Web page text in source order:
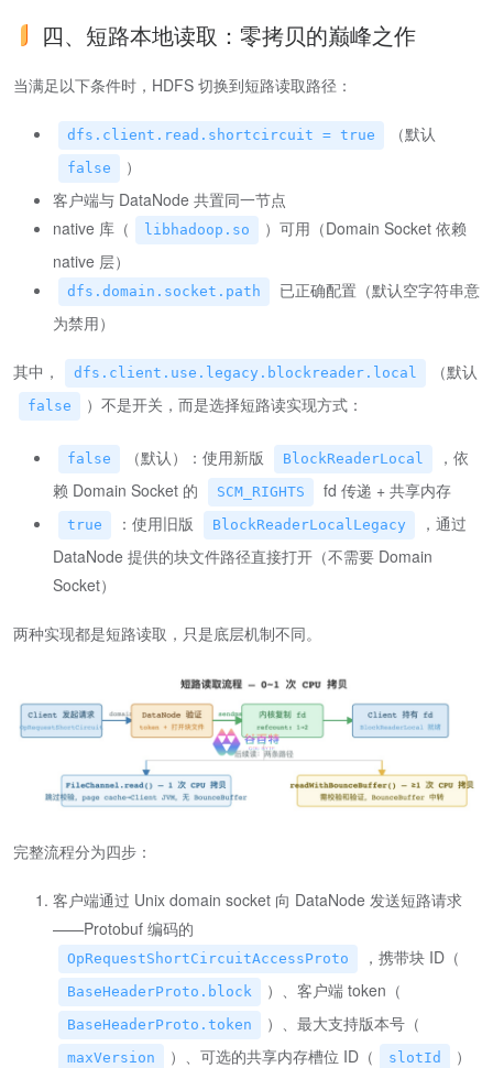
四、短路本地读取：零拷贝的巅峰之作
当满足以下条件时，HDFS 切换到短路读取路径：
dfs.client.read.shortcircuit = true （默认
false
）
客户端与 DataNode 共置同一节点
native 库（
libhadoop.so
）可用（Domain Socket 依赖
native 层）
dfs.domain.socket.path
已正确配置（默认空字符串意
为禁用）
其中， dfs.client.use.legacy.blockreader.local （默认
false ）不是开关，而是选择短路读实现方式：
false （默认）：使用新版 BlockReaderLocal
，依
赖 Domain Socket 的
SCM_RIGHTS fd 传递 + 共享内存
true ：使用旧版 BlockReaderLocalLegacy
，通过
DataNode 提供的块文件路径直接打开（不需要 Domain
Socket）
两种实现都是短路读取，只是底层机制不同。
完整流程分为四步：
客户端通过 Unix domain socket 向 DataNode 发送短路请求
——Protobuf 编码的
OpRequestShortCircuitAccessProto ，携带块 ID（
BaseHeaderProto.block ）、客户端 token（
BaseHeaderProto.token ）、最大支持版本号（
maxVersion ）、可选的共享内存槽位 ID（ slotId
）